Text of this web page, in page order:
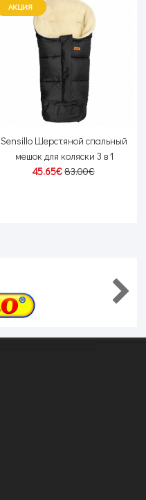
АКЦИЯ
Sensillo Шерстяной cпальный
мешок для коляски 3 в 1
45.65€83.00€